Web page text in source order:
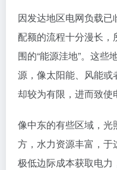
因发达地区电网负载
配额的流程十分漫长
围的“能源洼地”。这些
源，像太阳能、风能
却较为有限，进而致使
像中东的有些区域，
方，水力资源丰富，
极低边际成本获取电